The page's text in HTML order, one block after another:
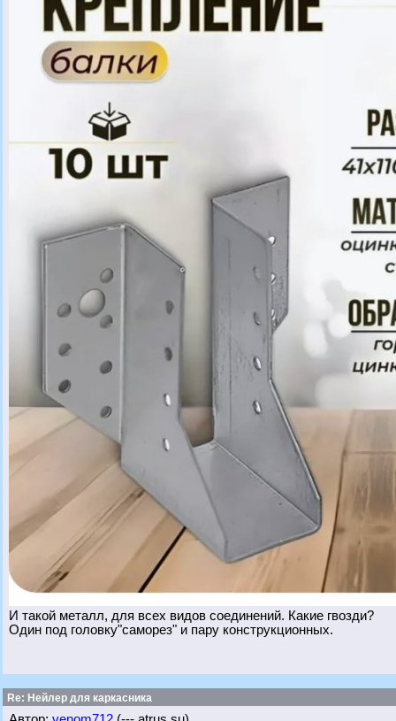
И такой металл, для всех видов соединений. Какие гвозди?
Один под головку"саморез" и пару конструкционных.
Re: Нейлер для каркасника